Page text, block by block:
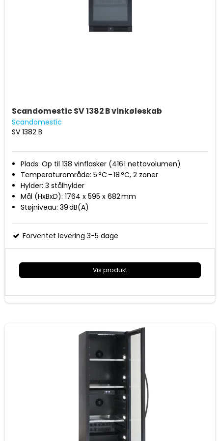
Scandomestic SV 1382 B vinkøleskab
Scandomestic
SV 1382 B
Plads: Op til 138 vinflasker (416 l nettovolumen)
Temperaturområde: 5 °C – 18 °C, 2 zoner
Hylder: 3 stålhylder
Mål (HxBxD): 1764 x 595 x 682 mm
Støjniveau: 39 dB(A)
Forventet levering 3-5 dage
Vis produkt